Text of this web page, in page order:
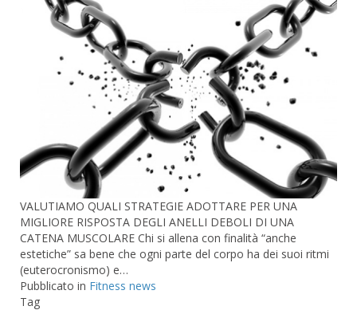
VALUTIAMO QUALI STRATEGIE ADOTTARE PER UNA
MIGLIORE RISPOSTA DEGLI ANELLI DEBOLI DI UNA
CATENA MUSCOLARE Chi si allena con finalità “anche
estetiche” sa bene che ogni parte del corpo ha dei suoi ritmi
(euterocronismo) e…
Pubblicato in Fitness news
Tag